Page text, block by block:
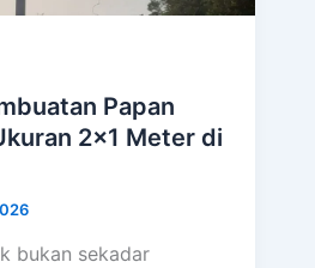
Papan
2×1 Meter di
bukan sekadar